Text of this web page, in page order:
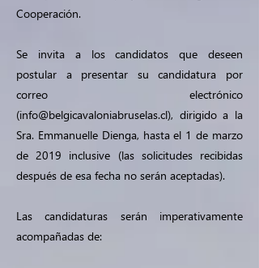
Cooperación.
Se invita a los candidatos que deseen
postular a presentar su candidatura por
correo electrónico
(info@belgicavaloniabruselas.cl), dirigido a la
Sra. Emmanuelle Dienga, hasta el 1 de marzo
de 2019 inclusive (las solicitudes recibidas
después de esa fecha no serán aceptadas).
Las candidaturas serán imperativamente
acompañadas de: